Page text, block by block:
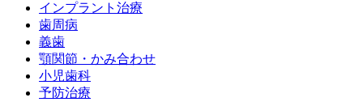
インプラント治療
歯周病
義歯
顎関節・かみ合わせ
小児歯科
予防治療